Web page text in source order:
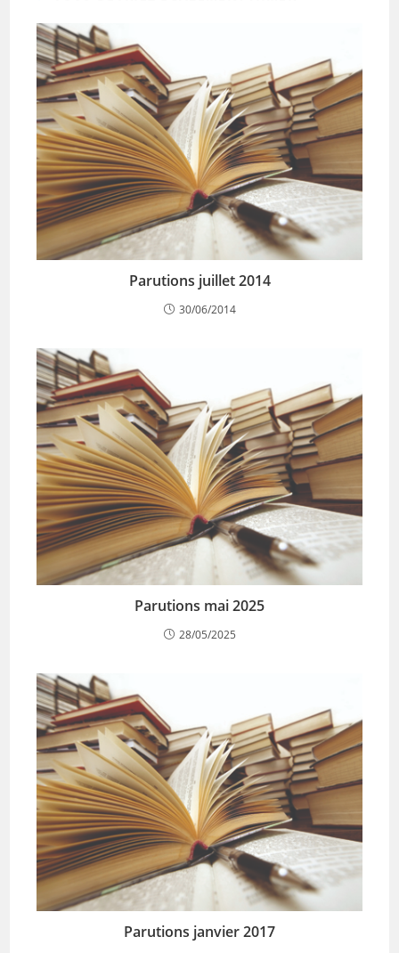
Parutions juillet 2014
30/06/2014
Parutions mai 2025
28/05/2025
Parutions janvier 2017